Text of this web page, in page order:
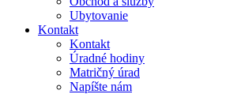
Ubytovanie
Kontakt
Kontakt
Úradné hodiny
Matričný úrad
Napíšte nám